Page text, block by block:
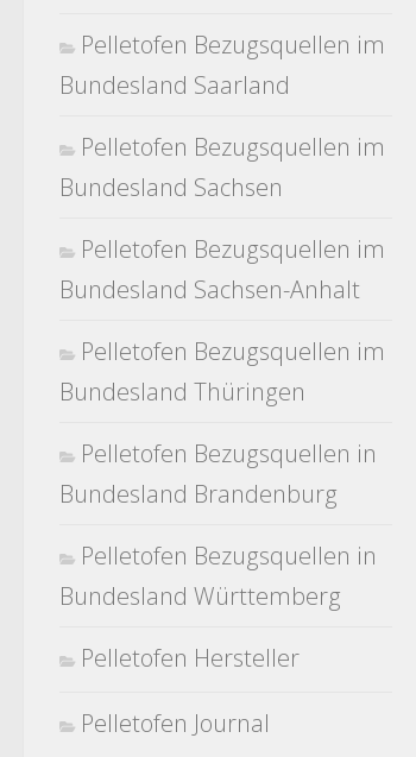
Pelletofen Bezugsquellen im
Bundesland Saarland
Pelletofen Bezugsquellen im
Bundesland Sachsen
Pelletofen Bezugsquellen im
Bundesland Sachsen-Anhalt
Pelletofen Bezugsquellen im
Bundesland Thüringen
Pelletofen Bezugsquellen in
Bundesland Brandenburg
Pelletofen Bezugsquellen in
Bundesland Württemberg
Pelletofen Hersteller
Pelletofen Journal